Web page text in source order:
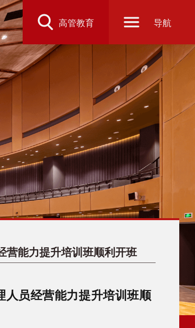
高管教育 导航
营能力提升培训班顺利开班
人员经营能力提升培训班顺